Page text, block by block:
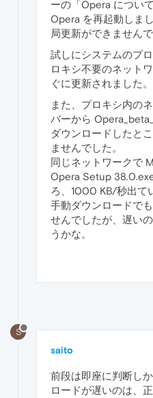
ーの「Opera につい
Opera を再起動しま
局更新ができませんで
試しにシステムのプ
ロキシ不要のネット
ぐに更新されました。
また、プロキシ内の
バーから
ダウンロードしたと
ませんでした。
同じネットワークで
Opera Setup
ろ、1000 KB/秒出て
手動ダウンロードで
せんでしたが、遅い
うかな。
S
saito
前段は即座に判断し
ロードが遅いのは、